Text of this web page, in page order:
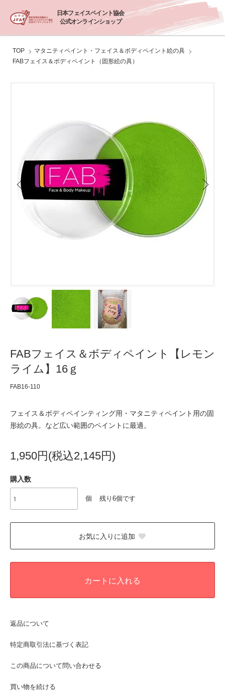
日本フェイスペイント協会
公式オンラインショップ
TOP
マタニティペイント・フェイス＆ボディペイント絵の具
FABフェイス＆ボディペイント（固形絵の具）
FABフェイス＆ボディペイント【レモン
ライム】16ｇ
FAB16-110
フェイス＆ボディペインティング用・マタニティペイント用の固
形絵の具。など広い範囲のペイントに最適。
1,950円(税込2,145円)
購入数
個 残り6個です
お気に入りに追加
カートに入れる
返品について
特定商取引法に基づく表記
この商品について問い合わせる
買い物を続ける